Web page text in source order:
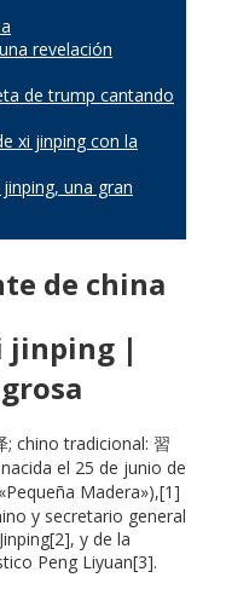
revelación
de trump cantando
xi jinping con la
una gran
de china
jinping |
; chino tradicional: 習
el 25 de junio de
Madera»),[1]
y secretario general
y de la
Peng Liyuan[3].